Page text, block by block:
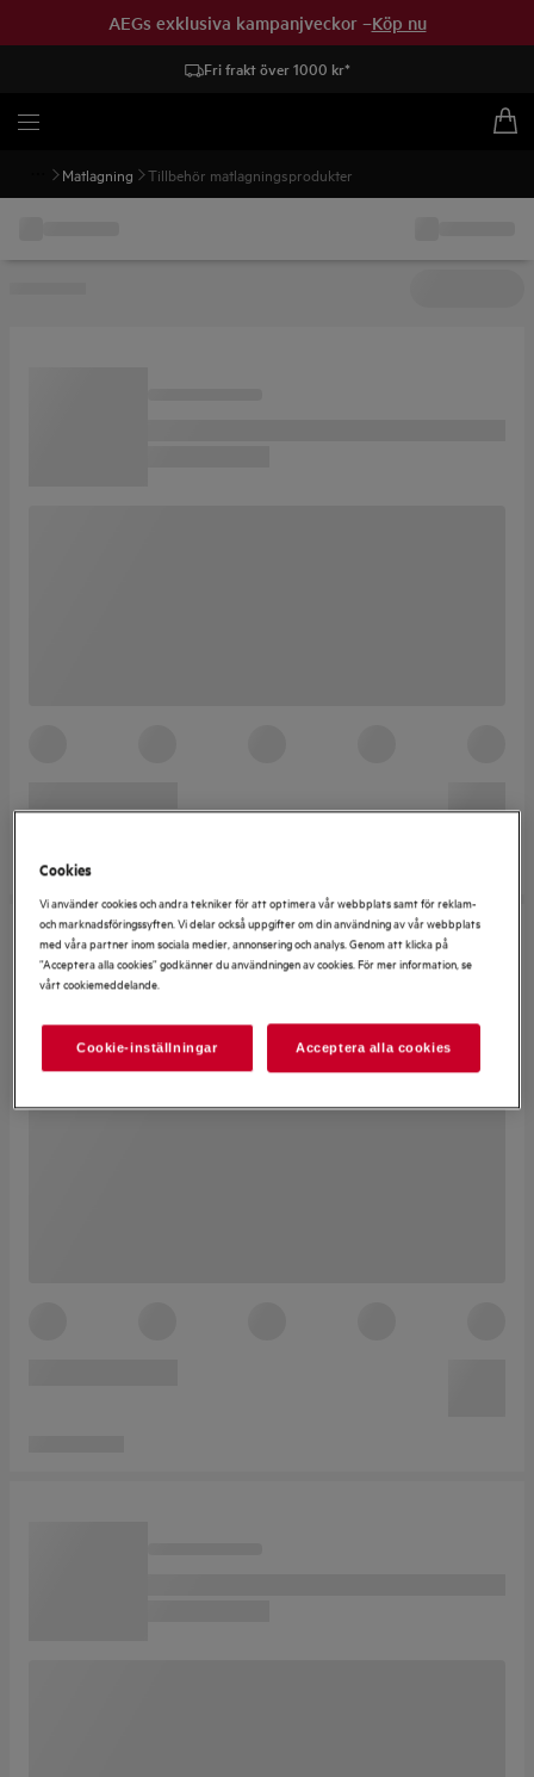
AEGs exklusiva kampanjveckor –Köp nu
Fri frakt över 1000 kr*
Matlagning Tillbehör matlagningsprodukter
Cookies
Vi använder cookies och andra tekniker för att optimera vår webbplats samt för reklam-
och marknadsföringssyften. Vi delar också uppgifter om din användning av vår webbplats
med våra partner inom sociala medier, annonsering och analys. Genom att klicka på
”Acceptera alla cookies” godkänner du användningen av cookies. För mer information, se
vårt cookiemeddelande.
Cookie-inställningar Acceptera alla cookies